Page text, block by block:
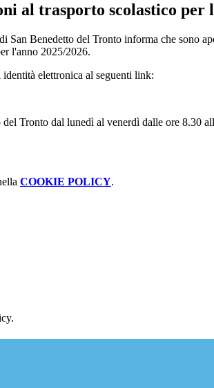
al trasporto scolastico per
San Benedetto del Tronto informa che sono
l'anno 2025/2026.
elettronica al seguenti link:
Tronto dal lunedì al venerdì dalle ore 8.30
COOKIE POLICY.